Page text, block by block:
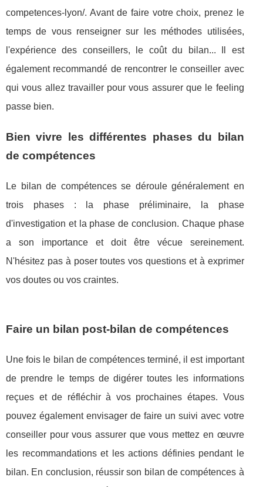
competences-lyon/. Avant de faire votre choix, prenez le
temps de vous renseigner sur les méthodes utilisées,
l'expérience des conseillers, le coût du bilan... Il est
également recommandé de rencontrer le conseiller avec
qui vous allez travailler pour vous assurer que le feeling
passe bien.
Bien vivre les différentes phases du bilan
de compétences
Le bilan de compétences se déroule généralement en
trois phases : la phase préliminaire, la phase
d'investigation et la phase de conclusion. Chaque phase
a son importance et doit être vécue sereinement.
N'hésitez pas à poser toutes vos questions et à exprimer
vos doutes ou vos craintes.
Faire un bilan post-bilan de compétences
Une fois le bilan de compétences terminé, il est important
de prendre le temps de digérer toutes les informations
reçues et de réfléchir à vos prochaines étapes. Vous
pouvez également envisager de faire un suivi avec votre
conseiller pour vous assurer que vous mettez en œuvre
les recommandations et les actions définies pendant le
bilan. En conclusion, réussir son bilan de compétences à